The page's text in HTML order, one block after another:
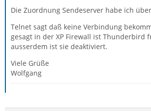
Die Zuordnung Sendeserver habe ich
Telnet sagt daß keine Verbindung
gesagt in der XP Firewall ist Thunderbird
ausserdem ist sie deaktiviert.
Viele Grüße
Wolfgang